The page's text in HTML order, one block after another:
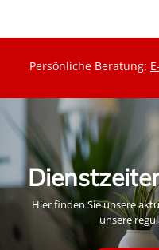
Persönliche Beratung:
Hier finden Sie unsere
unsere